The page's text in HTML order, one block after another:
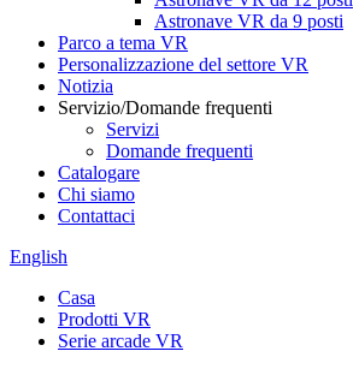
Astronave VR da 9 posti
Parco a tema VR
Personalizzazione del settore VR
Notizia
Servizio/Domande frequenti
Servizi
Domande frequenti
Catalogare
Chi siamo
Contattaci
English
Casa
Prodotti VR
Serie arcade VR